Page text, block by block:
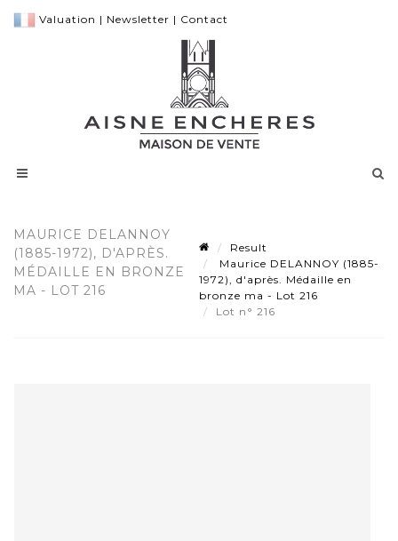
Valuation | Newsletter | Contact
MAURICE DELANNOY
(1885-1972), D'APRÈS.
MÉDAILLE EN BRONZE
MA - LOT 216
Result
Maurice DELANNOY (1885-
1972), d'après. Médaille en
bronze ma - Lot 216
Lot n° 216